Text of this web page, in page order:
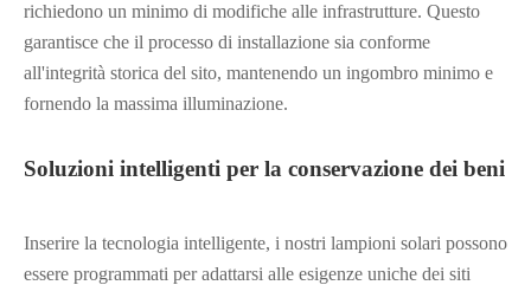
richiedono un minimo di modifiche alle infrastrutture. Questo
garantisce che il processo di installazione sia conforme
all'integrità storica del sito, mantenendo un ingombro minimo e
fornendo la massima illuminazione.
Soluzioni intelligenti per la conservazione dei beni
Inserire la tecnologia intelligente, i nostri lampioni solari possono
essere programmati per adattarsi alle esigenze uniche dei siti